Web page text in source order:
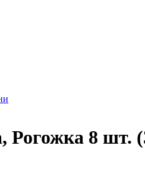
Рогожка 8 шт.